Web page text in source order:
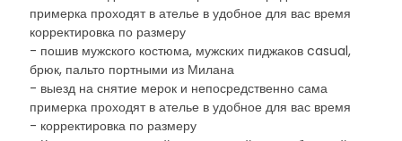
примерка проходят в ателье в удобное для вас время
корректировка по размеру
- пошив мужского костюма, мужских пиджаков casual,
брюк, пальто портными из Милана
- выезд на снятие мерок и непосредственно сама
примерка проходят в ателье в удобное для вас время
- корректировка по размеру